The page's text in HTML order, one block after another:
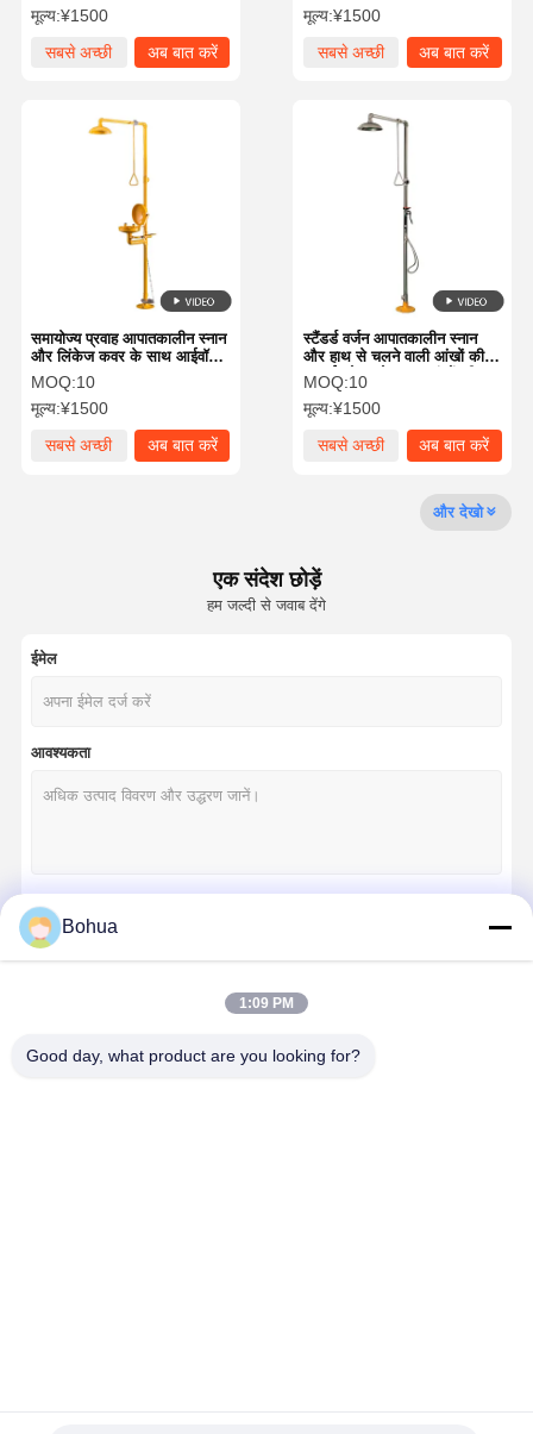
उत्पादों कारखाने का दौरा
गुणवत्ता नियंत्रण हमसे संपर्क करें समाचार मामले
अब बात करें
टेम्पर्ड वॉटर आईवॉश
दीवार पर लगा हुआ आँख धोने का स्टेशन
काउंटरटॉप आईवॉश स्टेशन
बंद आँख धोने का स्टेशन
मूल्य:¥1500
सबसे अच्छी
अब बात करें
मूल्य:¥1500
सबसे अच्छी
अब बात करें
स्टैंडर्ड वर्जन आपातकालीन स्नान
और हाथ से चलने वाली आंखों की
सफाई स्टेशन के साथ आंखों की
सफाई
MOQ:10
मूल्य:¥1500
सबसे अच्छी
अब बात करें
समायोज्य प्रवाह आपातकालीन स्नान
और लिंकेज कवर के साथ आईवॉश
एसएस 304
MOQ:10
मूल्य:¥1500
सबसे अच्छी
अब बात करें
और देखो
एक संदेश छोड़ें
हम जल्दी से जवाब देंगे
ईमेल
आवश्यकता
Bohua
1:09 PM
Good day, what product are you looking for?